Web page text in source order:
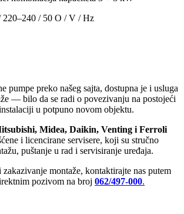
220–240 / 50 O / V / Hz
pumpe preko našeg sajta, dostupna je i usluga
— bilo da se radi o povezivanju na postojeći
u potpuno novom objektu.
Midea, Daikin, Venting i Ferroli
i licencirane servisere, koji su stručno
puštanje u rad i servisiranje uređaja.
montaže, kontaktirajte nas putem
pozivom na broj 062/497-000.